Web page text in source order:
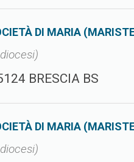
DI MARIA
BRESCIA BS
DI MARIA